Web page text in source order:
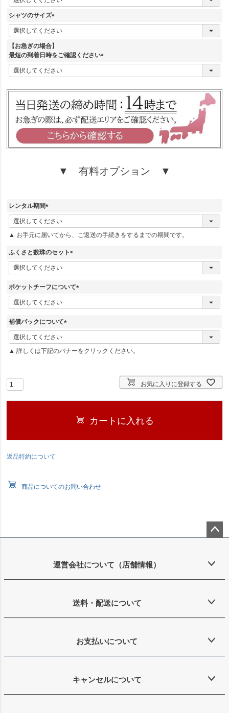
必
須
)
シャツのサイズ
(
必
須
)
【お急ぎの場合】
最短の到着日時をご確認ください
(
必
)
▼ 有料オプション ▼
レンタル期間
(
必
須
▲ お手元に届いてから、ご返送の手続きをするまでの期間です。
ふくさと数珠のセット
(
必
ポケットチーフについて
(
必
補償パックについて
(
必
須
▲ 詳しくは下記のバナーをクリックください。
お気に入りに登録する
カートに入れる
返品特約について
商品についてのお問い合わせ
ップ
運営会社について（店舗情報）
送料・配送について
お支払いについて
キャンセルについて